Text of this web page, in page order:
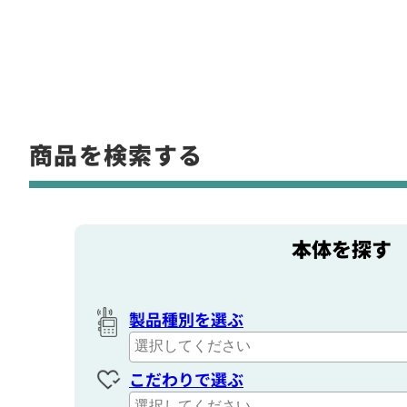
商品を検索する
本体を探す
製品種別を選ぶ
こだわりで選ぶ